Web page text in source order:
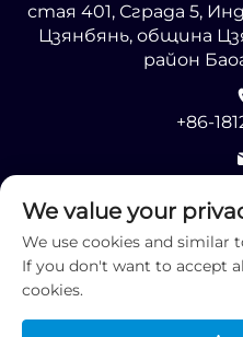
стая 401, Сграда 5,
Цзянбянь, община
район
+86-
© Всички права
We value your
We use cookies and similar
If you don't want to accept
cookies.